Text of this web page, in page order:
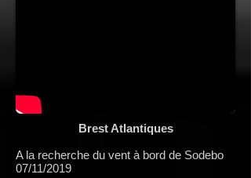
Brest Atlantiques
A la recherche du vent à bord de Sodebo
07/11/2019